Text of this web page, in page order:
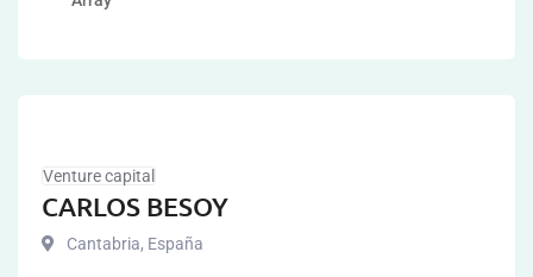
Venture capital
CARLOS BESOY
Cantabria, España